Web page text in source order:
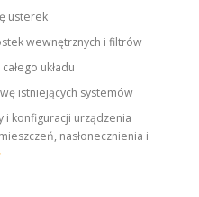
usterek
wewnętrznych i filtrów
układu
istniejących systemów
konfiguracji urządzenia
nasłonecznienia i